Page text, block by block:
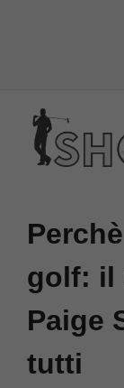
contenuto
golf: il
Paige
tutti